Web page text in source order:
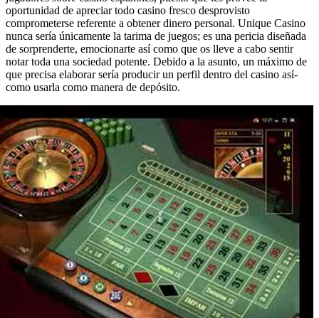
oportunidad de apreciar todo casino fresco desprovisto
comprometerse referente a obtener dinero personal. Unique Casino
nunca serí­a únicamente la tarima de juegos; es una pericia diseñada
de sorprenderte, emocionarte así­ como que os lleve a cabo sentir
notar toda una sociedad potente. Debido a la asunto, un máximo de
que precisa elaborar serí­a producir un perfil dentro del casino así­
como usarla como manera de depósito.